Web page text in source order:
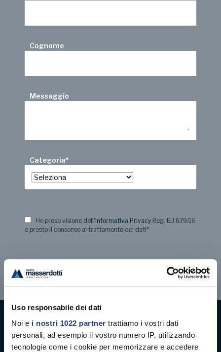
Uso responsabile dei dati
Noi e i nostri 1022 partner trattiamo i vostri dati
personali, ad esempio il vostro numero IP, utilizzando
tecnologie come i cookie per memorizzare e accedere
Cognome
Messaggio
Categoria*
Ho preso visione dell 'Informativa Privacy Reg. EU 679/16
e presto il consenso al trattamento dei dati*
Digital decoration